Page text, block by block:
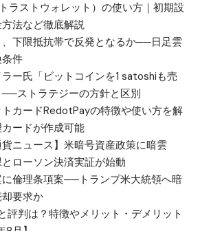
ラストウォレット）の使い方｜初期設
法など徹底解説
下限抵抗帯で反発となるか──日足雲
条件
ー氏「ビットコインを1 satoshiも売
ストラテジーの方針と区別
カードRedotPayの特徴や使い方を解
ードが作成可能
貨ニュース】米暗号資産政策に暗雲
ローソン決済実証が始動
に倫理条項案──トランプ米大統領へ暗
要求か
評判は？特徴やメリット・デメリット